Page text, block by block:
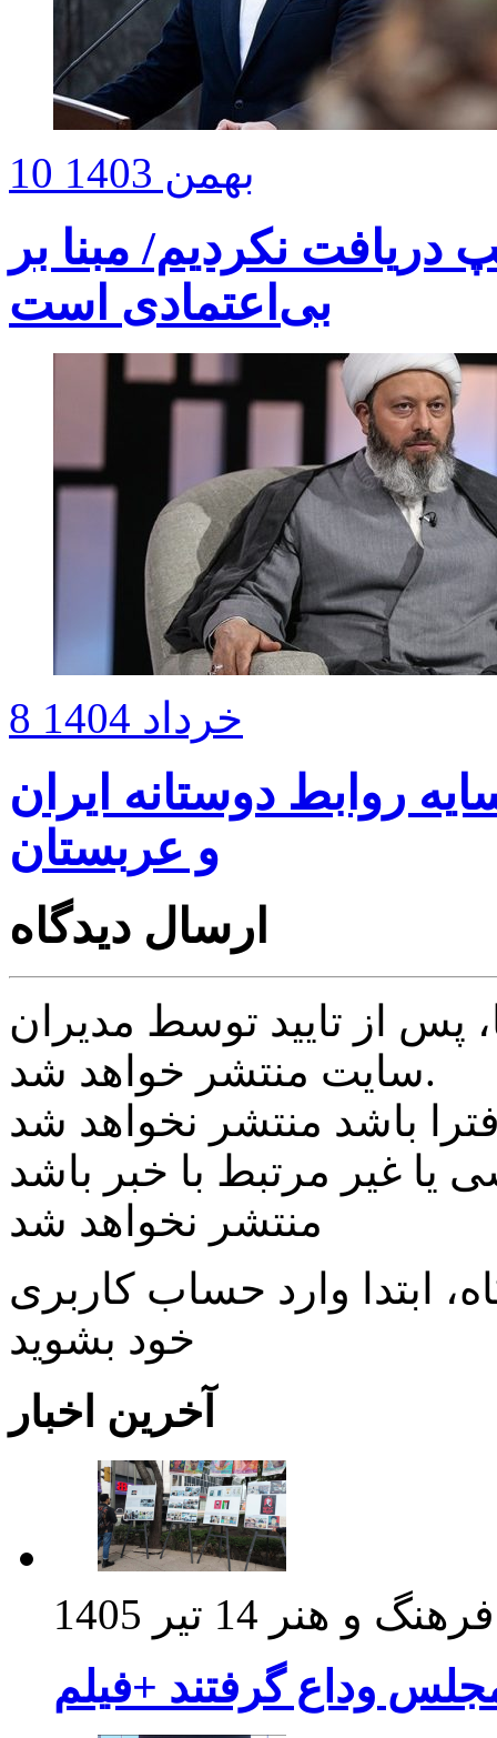
10 بهمن 1403
دریافت نکردیم/ مبنا بر
بی‌اعتمادی است
8 خرداد 1404
روابط دوستانه ایران
و عربستان
ارسال دیدگاه
از تایید توسط مدیران
سایت منتشر خواهد شد.
یا غیر مرتبط با خبر باشد
منتشر نخواهد شد
ابتدا وارد حساب كاربری
خود بشويد
آخرین اخبار
فرهنگ و هنر 14 تیر 1405
وداع گرفتند +فیلم